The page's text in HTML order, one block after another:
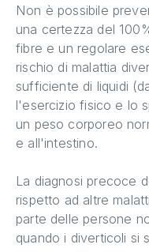
Non è possibile
una certezza del
fibre e un regolare
rischio di malattia
sufficiente di liquidi
l'esercizio fisico e lo
un peso corporeo
e all'intestino.
La diagnosi precoce
rispetto ad altre
parte delle persone
quando i diverticoli si